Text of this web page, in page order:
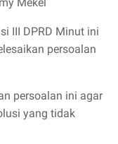
III DPRD Minut ini
persoalan
persoalan ini agar
yang tidak